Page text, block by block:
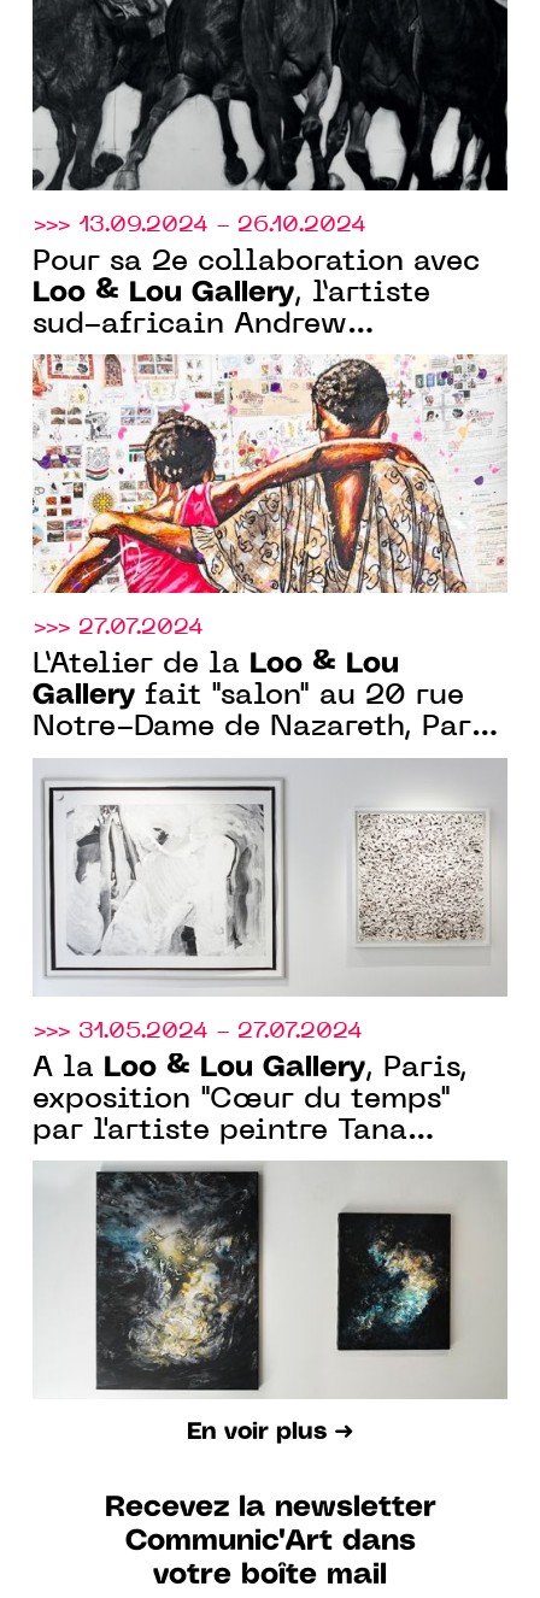
>>> 13.09.2024 - 26.10.2024
Pour sa 2e collaboration avec
Loo & Lou Gallery, l’artiste
sud-africain Andrew
Ntshabele signe l’exposition
"The Silent Companions".
>>> 27.07.2024
L’Atelier de la
Loo & Lou
Gallery fait "salon" au 20 rue
Notre-Dame de Nazareth, Paris
3e jusqu’au 27 juillet
>>> 31.05.2024 - 27.07.2024
À la Loo & Lou Gallery, Paris,
exposition "Cœur du temps"
par l'artiste peintre Tana
Borissova
En voir plus ➜
Recevez la newsletter
Communic'Art dans
votre boîte mail